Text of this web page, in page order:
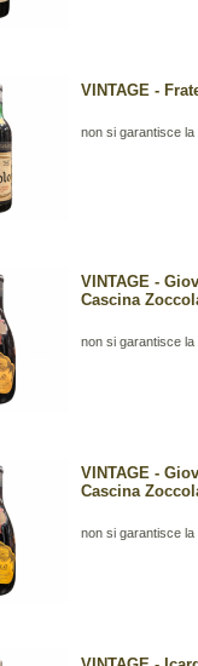
VINTAGE -
non si garantisce la
VINTAGE -
Cascina
non si garantisce la
VINTAGE -
Cascina
non si garantisce la